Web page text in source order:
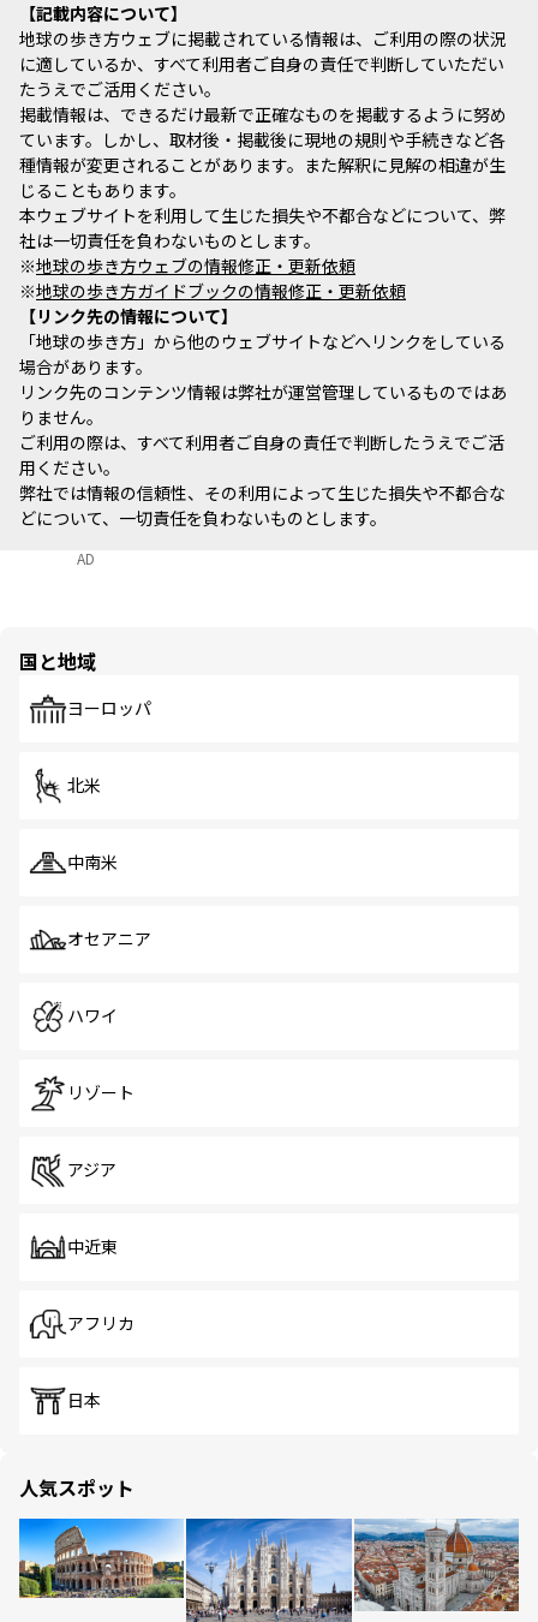
記載内容について
地球の歩き方ウェブに掲載されている情報は、ご利用の際の状況
に適しているか、すべて利用者ご自身の責任で判断していただい
たうえでご活用ください。
掲載情報は、できるだけ最新で正確なものを掲載するように努め
ています。しかし、取材後・掲載後に現地の規則や手続きなど各
種情報が変更されることがあります。また解釈に見解の相違が生
じることもあります。
本ウェブサイトを利用して生じた損失や不都合などについて、弊
社は一切責任を負わないものとします。
※地球の歩き方ウェブの情報修正・更新依頼
※地球の歩き方ガイドブックの情報修正・更新依頼
リンク先の情報について
「地球の歩き方」から他のウェブサイトなどへリンクをしている
場合があります。
リンク先のコンテンツ情報は弊社が運営管理しているものではあ
りません。
ご利用の際は、すべて利用者ご自身の責任で判断したうえでご活
用ください。
弊社では情報の信頼性、その利用によって生じた損失や不都合な
どについて、一切責任を負わないものとします。
AD
国と地域
ヨーロッパ
北米
中南米
オセアニア
ハワイ
リゾート
アジア
中近東
アフリカ
日本
人気スポット